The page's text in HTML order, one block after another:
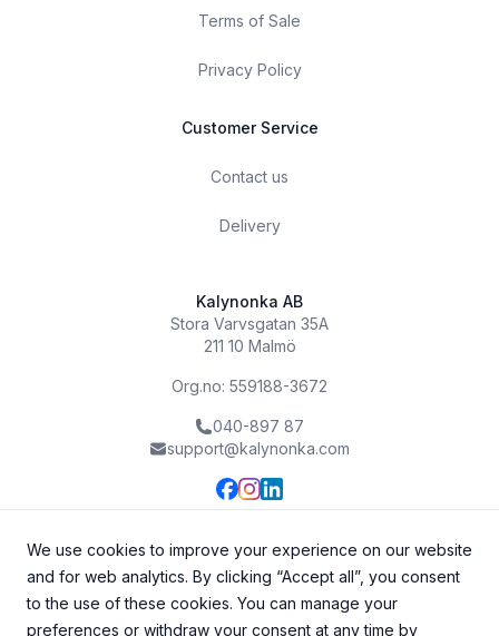
Terms of Sale
Privacy Policy
Customer Service
Contact us
Delivery
Kalynonka AB
Stora Varvsgatan 35A
211 10 Malmö
Org.no: 559188-3672
040-897 87
support@kalynonka.com
We use cookies to improve your experience on our website
and for web analytics. By clicking “Accept all”, you consent
to the use of these cookies. You can manage your
preferences or withdraw your consent at any time by